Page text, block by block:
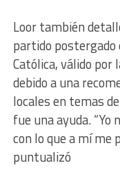
Loor también
partido postergado
Católica, válido por
debido a una
locales en temas
fue una ayuda. “Yo
con lo que a mí me
puntualizó